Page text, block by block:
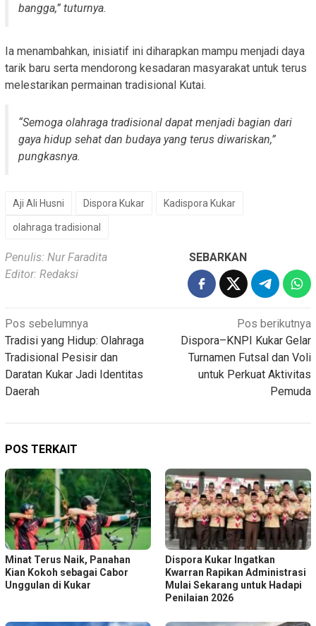
bangga,” tuturnya.
Ia menambahkan, inisiatif ini diharapkan mampu menjadi daya
tarik baru serta mendorong kesadaran masyarakat untuk terus
melestarikan permainan tradisional Kutai.
“Semoga olahraga tradisional dapat menjadi bagian dari
gaya hidup sehat dan budaya yang terus diwariskan,”
pungkasnya.
Aji Ali Husni Dispora Kukar Kadispora Kukar
olahraga tradisional
Penulis: Nur Faradita
Editor: Redaksi
SEBARKAN
Navigasi
pos
Pos sebelumnya
Tradisi yang Hidup: Olahraga
Tradisional Pesisir dan
Daratan Kukar Jadi Identitas
Daerah
Pos berikutnya
Dispora–KNPI Kukar Gelar
Turnamen Futsal dan Voli
untuk Perkuat Aktivitas
Pemuda
POS TERKAIT
Minat Terus Naik, Panahan
Kian Kokoh sebagai Cabor
Unggulan di Kukar
Dispora Kukar Ingatkan
Kwarran Rapikan Administrasi
Mulai Sekarang untuk Hadapi
Penilaian 2026